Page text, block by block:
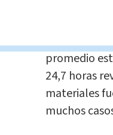
Por su
UCR
promedio
24,7 horas
materiales
muchos